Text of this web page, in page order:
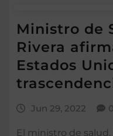
Ministro de
Rivera
Estados
Jun 29, 2022 0
El ministro de salud,